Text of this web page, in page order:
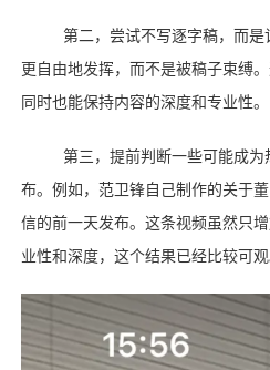
第二，尝试不写逐字稿，而
更自由地发挥，而不是被稿子束缚
同时也能保持内容的深度和专业性。
第三，提前判断一些可能成
布。例如，范卫锋自己制作的关于
信的前一天发布。这条视频虽然只
业性和深度，这个结果已经比较可观